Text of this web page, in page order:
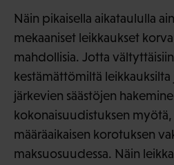
Näin pikaisella aikataululla
mekaaniset leikkaukset
mahdollisia. Jotta
kestämättömiltä
järkevien säästöjen
kokonaisuudistuksen
määräaikaisen korotuksen
maksuosuudessa. Näin